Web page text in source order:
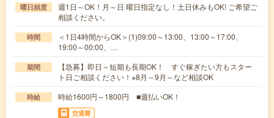
曜日頻度
週1日～OK！月～日 曜日指定なし！土日休みもOK! ご希望ご
相談ください。
時間
＜1日4時間からOK＞(1)09:00～13:00、13:00～17:00、
19:00～00:00、…
期間
【急募】即日～短期も長期OK！ すぐ稼ぎたい方もスター
ト日ご相談ください！※8月～9月～など相談OK
時給 時給1600円～1800円 ■週払いOK！
交通費